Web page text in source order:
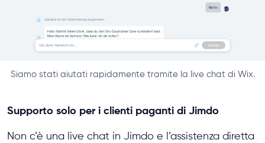
Siamo stati aiutati rapidamente tramite la live chat di Wix.
Supporto solo per i clienti paganti di Jimdo
Non c’è una live chat in Jimdo e l’assistenza diretta